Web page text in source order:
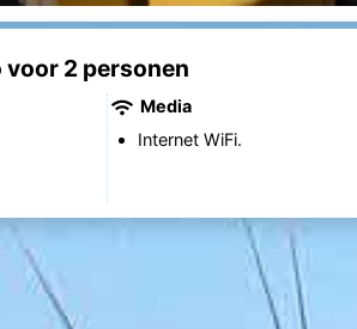
2 personen
Media
Internet WiFi.